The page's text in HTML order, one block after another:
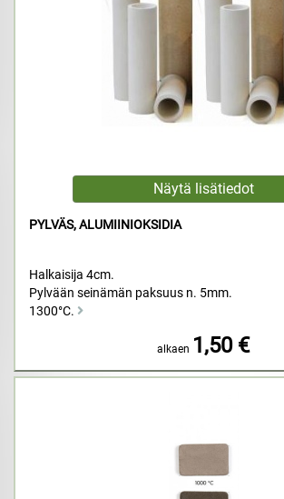
PYLVÄS, ALUMIINIOKSIDIA
Halkaisija 4cm.
Pylvään seinämän paksuus n. 5mm.
1300°C.
alkaen 1,50 €